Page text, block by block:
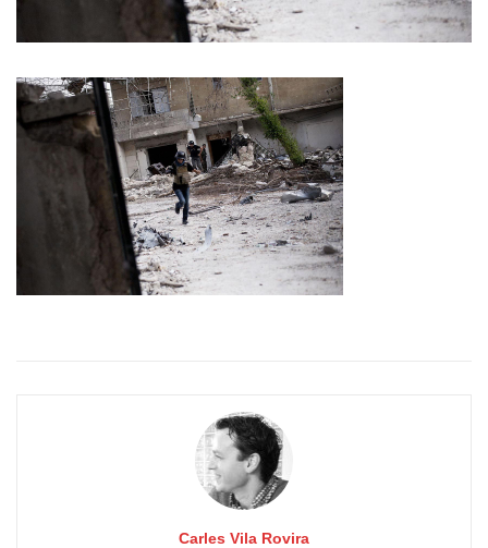
Carles Vila Rovira